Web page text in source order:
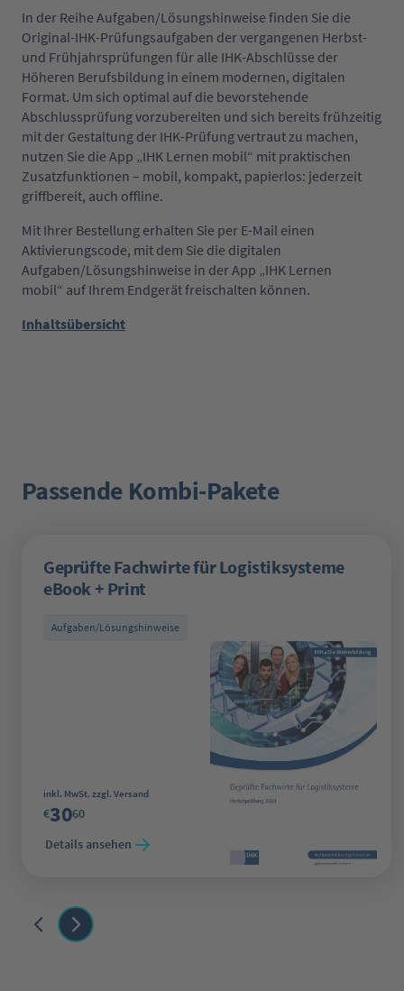
In der Reihe Aufgaben/Lösungshinweise finden Sie die
Original-IHK-Prüfungsaufgaben der vergangenen Herbst-
und Frühjahrsprüfungen für alle IHK-Abschlüsse der
Höheren Berufsbildung in einem modernen, digitalen
Format. Um sich optimal auf die bevorstehende
Abschlussprüfung vorzubereiten und sich bereits frühzeitig
mit der Gestaltung der IHK-Prüfung vertraut zu machen,
nutzen Sie die App „IHK Lernen mobil“ mit praktischen
Zusatzfunktionen – mobil, kompakt, papierlos: jederzeit
griffbereit, auch offline.
Mit Ihrer Bestellung erhalten Sie per E-Mail einen
Aktivierungscode, mit dem Sie die digitalen
Aufgaben/Lösungshinweise in der App „IHK Lernen
mobil“ auf Ihrem Endgerät freischalten können.
Inhaltsübersicht
Produktgalerie überspringen
Passende Kombi-Pakete
Geprüfte Fachwirte für Logistiksysteme
eBook + Print
Aufgaben/Lösungshinweise
Regulärer Preis:
inkl. MwSt. zzgl. Versand
€3060
Details ansehen